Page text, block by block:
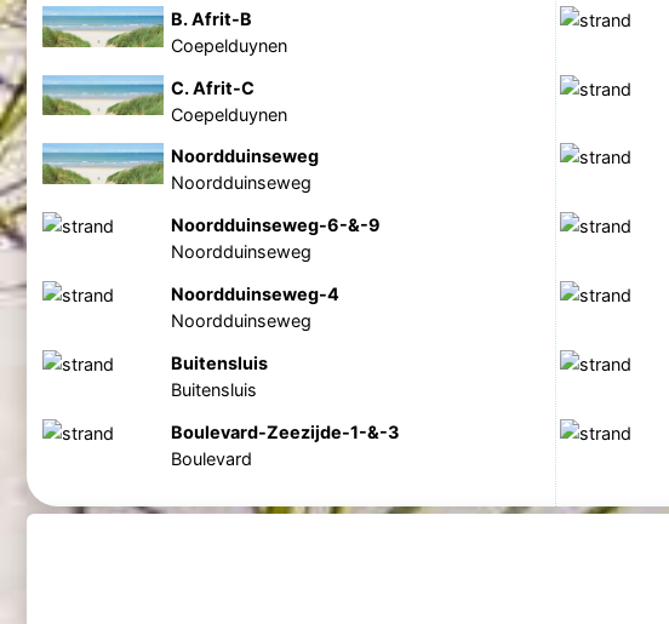
B. Afrit-B
Coepelduynen
C. Afrit-C
Coepelduynen
Noordduinseweg
Noordduinseweg
Noordduinseweg-6-&-9
Noordduinseweg
Noordduinseweg-4
Noordduinseweg
Buitensluis
Buitensluis
Boulevard-Zeezijde-1-&-3
Boulevard